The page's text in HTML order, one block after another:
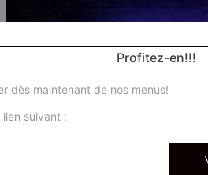
Profitez-en!!!
dès maintenant de nos menus!
suivant :